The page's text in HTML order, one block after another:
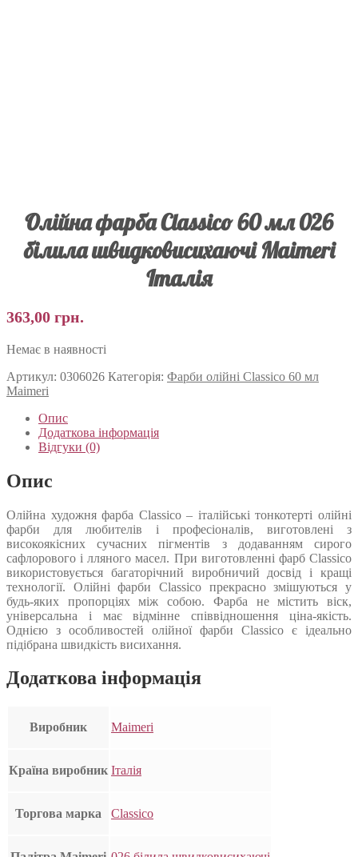
Олійна фарба Classico 60 мл 026
білила швидковисихаючі Maimeri
Італія
363,00 грн.
Немає в наявності
Артикул: 0306026 Категорія: Фарби олійні Classico 60 мл
Maimeri
Опис
Додаткова інформація
Відгуки (0)
Опис
Олійна художня фарба Classico – італійські тонкотерті олійні
фарби для любителів і професіоналів, виготовлені з
високоякісних сучасних пігментів з додаванням сирого
сафлорового і лляного масел. При виготовленні фарб Classico
використовується багаторічний виробничий досвід і кращі
технології. Олійні фарби Classico прекрасно змішуються у
будь-яких пропорціях між собою. Фарба не містить віск,
універсальна і має відмінне співвідношення ціна-якість.
Однією з особливостей олійної фарби Classico є ідеально
підібрана швидкість висихання.
Додаткова інформація
Виробник Maimeri
Країна виробник Італія
Торгова марка Classico